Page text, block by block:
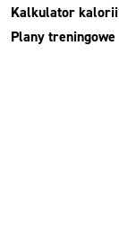
Kalkulator kalorii
Plany treningowe